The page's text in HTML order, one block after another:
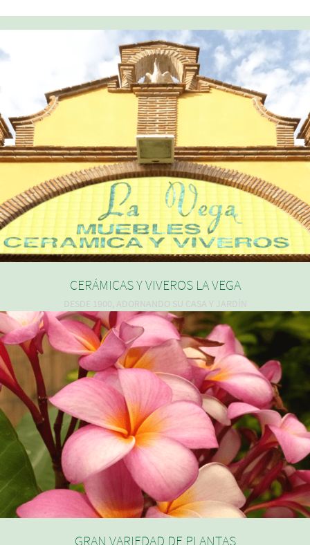
CERÁMICAS Y VIVEROS LA VEGA
DESDE 1900, ADORNANDO SU CASA Y JARDÍN
GRAN VARIEDAD DE PLANTAS